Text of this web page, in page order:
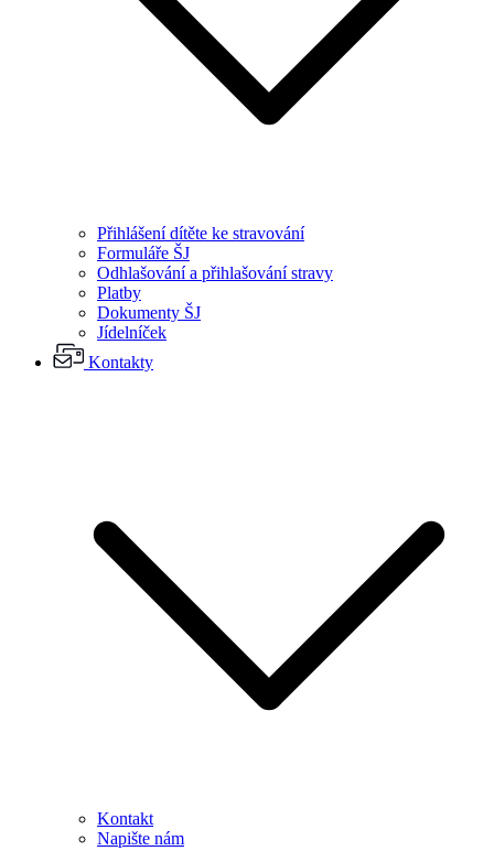
Přihlášení dítěte ke stravování
Formuláře ŠJ
Odhlašování a přihlašování stravy
Platby
Dokumenty ŠJ
Jídelníček
Kontakty
Kontakt
Napište nám